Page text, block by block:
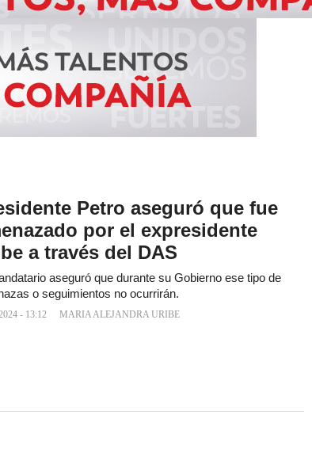
Petro aseguró que fue
por el expresidente
a través del DAS
aseguró que durante su Gobierno ese tipo de
o seguimientos no ocurrirán.
- 13:12 MARIA ALEJANDRA URIBE